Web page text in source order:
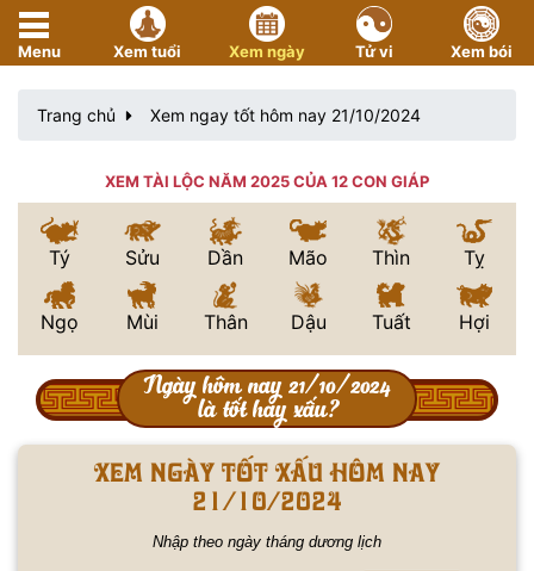
Menu Xem tuổi Xem ngày Tử vi Xem bói
Trang chủ Xem ngay tốt hôm nay 21/10/2024
XEM TÀI LỘC NĂM 2025 CỦA 12 CON GIÁP
Tý Sửu Dần Mão Thìn Tỵ
Ngọ Mùi Thân Dậu Tuất Hợi
Ngày hôm nay 21/10/2024
là tốt hay xấu?
Xem ngày tốt xấu hôm nay
21/10/2024
Nhập theo ngày tháng dương lịch